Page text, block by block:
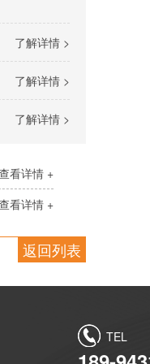
了解详情 >
了解详情 >
了解详情 >
看详情 +
看详情 +
返回列表
TEL